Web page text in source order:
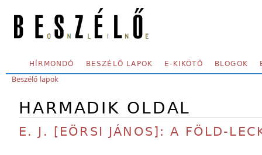
SECONDARY MENU
HÍRMONDÓ BESZÉLŐ LAPOK E-KIKÖTŐ BLOGOK
YOU ARE HERE:
Beszélő lapok
HARMADIK OLDAL
E. J. [EÖRSI JÁNOS]: A FÖLD-